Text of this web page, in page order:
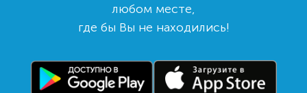
любом месте,
где бы Вы не находились!